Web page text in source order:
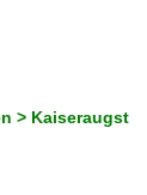
> Kaiseraugst